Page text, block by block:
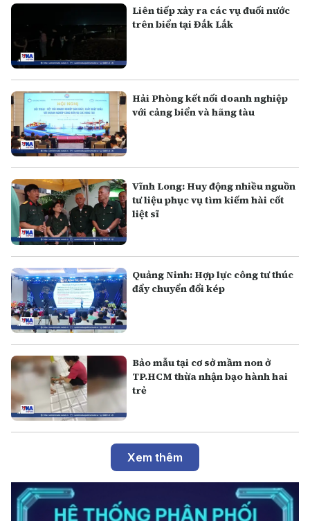
Liên tiếp xảy ra các vụ đuối nước
trên biển tại Đắk Lắk
Hải Phòng kết nối doanh nghiệp
với cảng biển và hãng tàu
Vĩnh Long: Huy động nhiều nguồn
tư liệu phục vụ tìm kiếm hài cốt
liệt sĩ
Quảng Ninh: Hợp lực công tư thúc
đẩy chuyển đổi kép
Bảo mẫu tại cơ sở mầm non ở
TP.HCM thừa nhận bạo hành hai
trẻ
Xem thêm